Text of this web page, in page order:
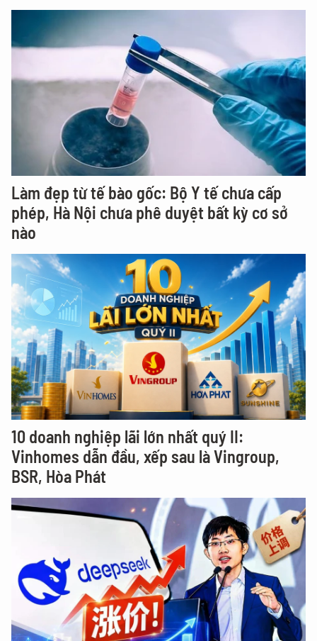
Làm đẹp từ tế bào gốc: Bộ Y tế chưa cấp
phép, Hà Nội chưa phê duyệt bất kỳ cơ sở
nào
10 doanh nghiệp lãi lớn nhất quý II:
Vinhomes dẫn đầu, xếp sau là Vingroup,
BSR, Hòa Phát